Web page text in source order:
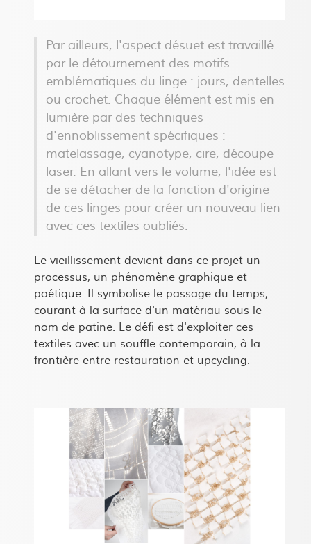
Par ailleurs, l'aspect désuet est travaillé
par le détournement des motifs
emblématiques du linge : jours, dentelles
ou crochet. Chaque élément est mis en
lumière par des techniques
d'ennoblissement spécifiques :
matelassage, cyanotype, cire, découpe
laser. En allant vers le volume, l'idée est
de se détacher de la fonction d'origine
de ces linges pour créer un nouveau lien
avec ces textiles oubliés.
Le vieillissement devient dans ce projet un
processus, un phénomène graphique et
poétique. Il symbolise le passage du temps,
courant à la surface d'un matériau sous le
nom de patine. Le défi est d'exploiter ces
textiles avec un souffle contemporain, à la
frontière entre restauration et upcycling.